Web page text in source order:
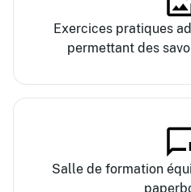
Exercices pratiques
permettant des
Salle de formation